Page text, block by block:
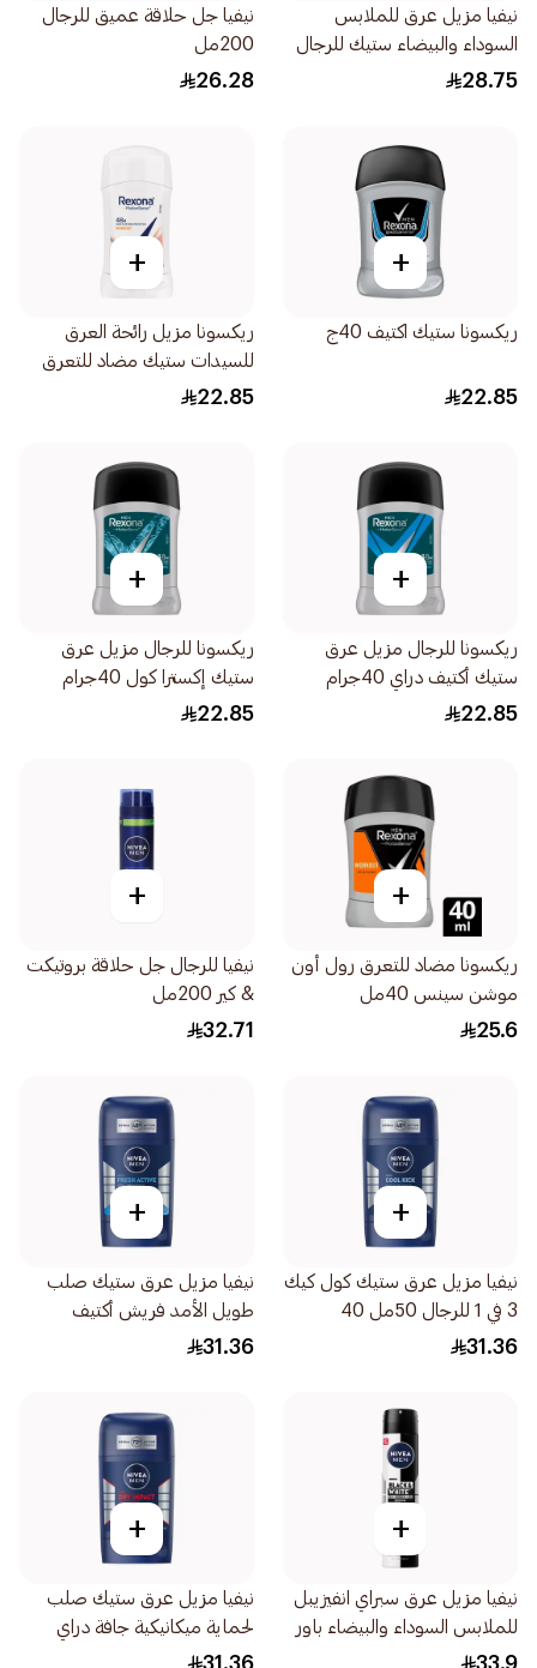
نيفيا مزيل عرق للملابس
السوداء والبيضاء ستيك للرجال
40مل
28.75
نيفيا جل حلاقة عميق للرجال
200مل
26.28
+
ريكسونا ستيك اكتيف 40ج
22.85
+
ريكسونا مزيل رائحة العرق
للسيدات ستيك مضاد للتعرق
لمدة 48 ساعة 40جرام
22.85
+
ريكسونا للرجال مزيل عرق
ستيك أكتيف دراي 40جرام
22.85
+
ريكسونا للرجال مزيل عرق
ستيك إكسترا كول 40جرام
22.85
+
ريكسونا مضاد للتعرق رول أون
موشن سينس 40مل
25.6
+
نيفيا للرجال جل حلاقة بروتيكت
& كير 200مل
32.71
+
نيفيا مزيل عرق ستيك كول كيك
3 في 1 للرجال 50مل 40
31.36
+
نيفيا مزيل عرق ستيك صلب
طويل الأمد فريش أكتيف
بالمنثول 50مل 150
31.36
+
نيفيا مزيل عرق سبراي انفيزيبل
للملابس السوداء والبيضاء باور
للرجال 200مل
33.9
+
نيفيا مزيل عرق ستيك صلب
لحماية ميكانيكية جافة دراي
إمباكت 50مل
31.36